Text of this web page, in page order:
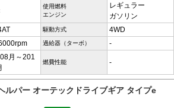
使用燃料
エンジン
レギュラー
ガソリン
駆動方式 4WD
過給器（ターボ） -
月～201
燃費性能 -
ルパー オーテックドライブギア タイプe